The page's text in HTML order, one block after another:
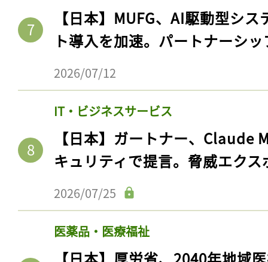
【日本】MUFG、AI駆動型シ
ト導入を加速。パートナーシ
2026/07/12
IT・ビジネスサービス
【日本】ガートナー、Claude
キュリティで提言。脅威エク
2026/07/25
医薬品・医療福祉